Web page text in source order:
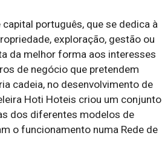
português, que se dedica à
exploração, gestão ou
da melhor forma aos interesses
de negócio que pretendem
cadeia, no desenvolvimento de
Hoti Hoteis criou um conjunto
dos diferentes modelos de
o funcionamento numa Rede de